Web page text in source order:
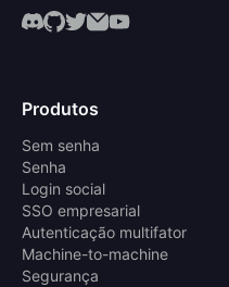
Produtos
Sem senha
Senha
Login social
SSO empresarial
Autenticação multifator
Machine-to-machine
Segurança